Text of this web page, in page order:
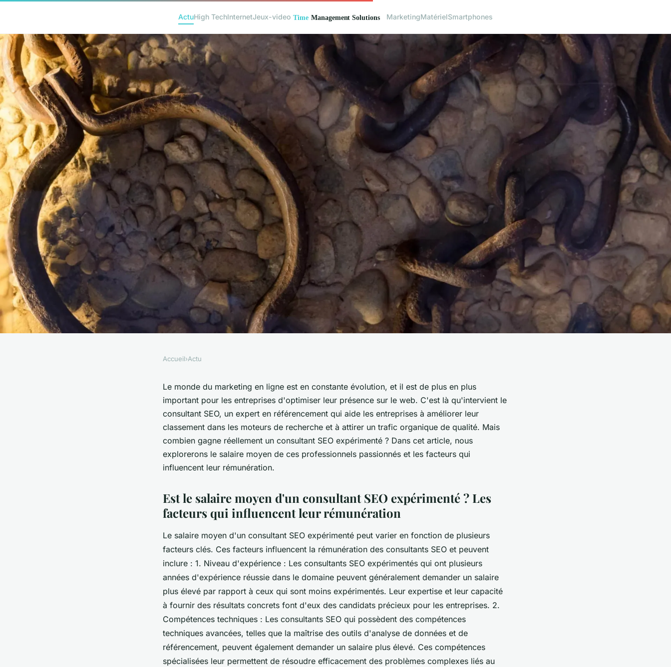
ActuHigh TechInternetJeux-video MarketingMatérielSmartphones
Quel est le salaire moyen d'un
consultant SEO expérimenté ?
Accueil›Actu
Le monde du marketing en ligne est en constante évolution, et il est de plus en plus
important pour les entreprises d'optimiser leur présence sur le web. C'est là qu'intervient le
consultant SEO, un expert en référencement qui aide les entreprises à améliorer leur
classement dans les moteurs de recherche et à attirer un trafic organique de qualité. Mais
combien gagne réellement un consultant SEO expérimenté ? Dans cet article, nous
explorerons le salaire moyen de ces professionnels passionnés et les facteurs qui
influencent leur rémunération.
Est le salaire moyen d'un consultant SEO expérimenté ? Les
facteurs qui influencent leur rémunération
Le salaire moyen d'un consultant SEO expérimenté peut varier en fonction de plusieurs
facteurs clés. Ces facteurs influencent la rémunération des consultants SEO et peuvent
inclure : 1. Niveau d'expérience : Les consultants SEO expérimentés qui ont plusieurs
années d'expérience réussie dans le domaine peuvent généralement demander un salaire
plus élevé par rapport à ceux qui sont moins expérimentés. Leur expertise et leur capacité
à fournir des résultats concrets font d'eux des candidats précieux pour les entreprises. 2.
Compétences techniques : Les consultants SEO qui possèdent des compétences
techniques avancées, telles que la maîtrise des outils d'analyse de données et de
référencement, peuvent également demander un salaire plus élevé. Ces compétences
spécialisées leur permettent de résoudre efficacement des problèmes complexes liés au